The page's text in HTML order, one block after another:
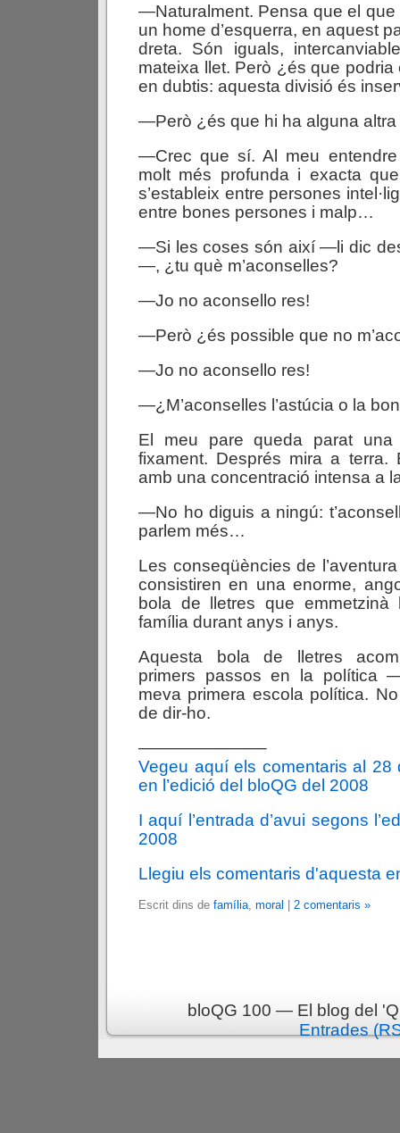
—Naturalment. Pensa que el que
un home d’esquerra, en aquest
dreta. Són iguals,
mateixa llet. Però ¿és que podria
en dubtis: aquesta divisió és
—Però ¿és que hi ha alguna altra
—Crec que sí. Al meu
molt més profunda i exacta
s’estableix entre persones
entre bones persones i malp…
—Si les coses són així —li dic
—, ¿tu què m’aconselles?
—Jo no aconsello res!
—Però ¿és possible que no
—Jo no aconsello res!
—¿M’aconselles l’astúcia o la
El meu pare queda parat una
fixament. Després mira a terra.
amb una concentració intensa a
—No ho diguis a ningú:
parlem més…
Les conseqüències de
consistiren en una enorme,
bola de lletres que
família durant anys i anys.
Aquesta bola de lletres
primers passos en la política
meva primera escola política.
de dir-ho.
———————–
Vegeu aquí els comentaris al 28
en l’edició del bloQG del 2008
I aquí l’entrada d’avui segons
2008
Llegiu els comentaris d'aquesta
Escrit dins de família, moral 2 comentaris »
bloQG 100 — El blog del
Entrades